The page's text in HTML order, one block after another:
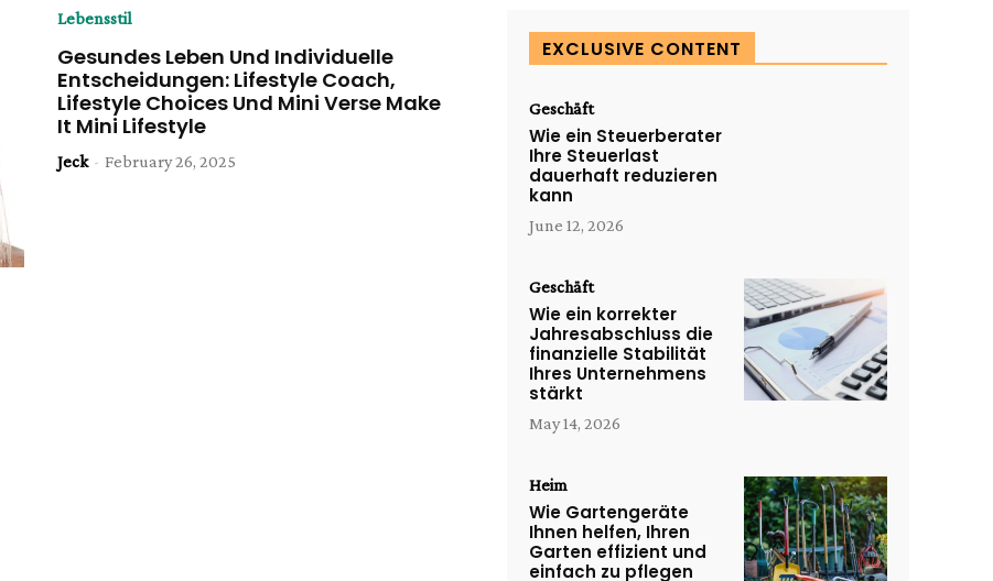
Lebensstil
Gesundes Leben Und Individuelle
Entscheidungen: Lifestyle Coach,
Lifestyle Choices Und Mini Verse Make
It Mini Lifestyle
Jeck - February 26, 2025
EXCLUSIVE CONTENT
Geschäft
Wie ein Steuerberater
Ihre Steuerlast
dauerhaft reduzieren
kann
June 12, 2026
Geschäft
Wie ein korrekter
Jahresabschluss die
finanzielle Stabilität
Ihres Unternehmens
stärkt
May 14, 2026
Heim
Wie Gartengeräte
Ihnen helfen, Ihren
Garten effizient und
einfach zu pflegen